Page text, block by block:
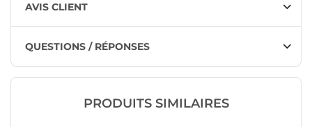
AVIS CLIENT
QUESTIONS / RÉPONSES
PRODUITS SIMILAIRES